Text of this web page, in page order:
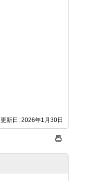
更新日: 2026年1月30日